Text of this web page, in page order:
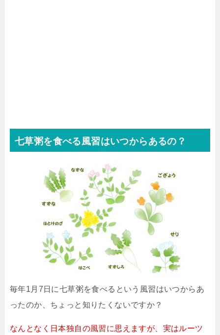
七草粥を食べる風習はいつからあるの？
毎年1月7日に七草粥を食べるという風習はいつからあ
ったのか、ちょっと知りたくないですか？
なんとなく日本独自の風習に思えますが、実はルーツ